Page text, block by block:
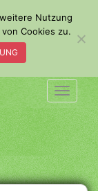
Nutzung
Cookies zu.